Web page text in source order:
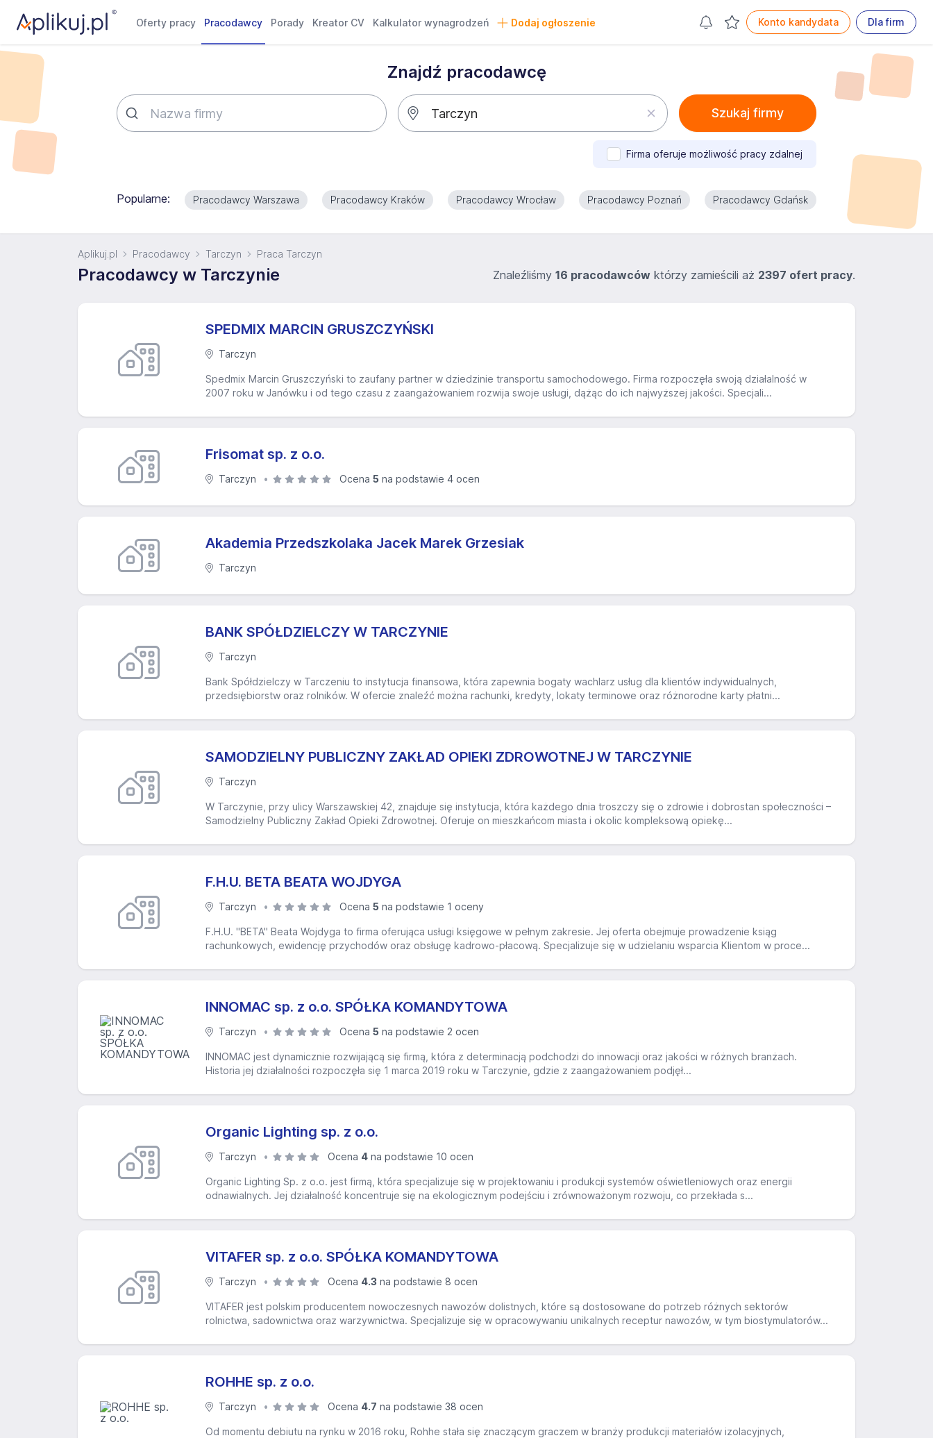
Oferty pracy Pracodawcy Porady Kreator CV Kalkulator wynagrodzeń Dodaj ogłoszenie Konto kandydata Dla firm
Znajdź pracodawcę
Szukaj firmy
Firma oferuje możliwość pracy zdalnej
Popularne: Pracodawcy Warszawa Pracodawcy Kraków Pracodawcy Wrocław Pracodawcy Poznań Pracodawcy Gdańsk
Aplikuj.pl Pracodawcy Tarczyn Praca Tarczyn
Pracodawcy w Tarczynie Znaleźliśmy 16 pracodawców którzy zamieścili aż 2397 ofert pracy.
SPEDMIX MARCIN GRUSZCZYŃSKI
Tarczyn
Spedmix Marcin Gruszczyński to zaufany partner w dziedzinie transportu samochodowego. Firma rozpoczęła swoją działalność w
2007 roku w Janówku i od tego czasu z zaangażowaniem rozwija swoje usługi, dążąc do ich najwyższej jakości. Specjali...
Frisomat sp. z o.o.
Tarczyn Ocena5 na podstawie 4 ocen
Akademia Przedszkolaka Jacek Marek Grzesiak
Tarczyn
BANK SPÓŁDZIELCZY W TARCZYNIE
Tarczyn
Bank Spółdzielczy w Tarczeniu to instytucja finansowa, która zapewnia bogaty wachlarz usług dla klientów indywidualnych,
przedsiębiorstw oraz rolników. W ofercie znaleźć można rachunki, kredyty, lokaty terminowe oraz różnorodne karty płatni...
SAMODZIELNY PUBLICZNY ZAKŁAD OPIEKI ZDROWOTNEJ W TARCZYNIE
Tarczyn
W Tarczynie, przy ulicy Warszawskiej 42, znajduje się instytucja, która każdego dnia troszczy się o zdrowie i dobrostan społeczności –
Samodzielny Publiczny Zakład Opieki Zdrowotnej. Oferuje on mieszkańcom miasta i okolic kompleksową opiekę...
F.H.U. BETA BEATA WOJDYGA
Tarczyn Ocena5 na podstawie 1 oceny
F.H.U. "BETA" Beata Wojdyga to firma oferująca usługi księgowe w pełnym zakresie. Jej oferta obejmuje prowadzenie ksiąg
rachunkowych, ewidencję przychodów oraz obsługę kadrowo-płacową. Specjalizuje się w udzielaniu wsparcia Klientom w proce...
INNOMAC sp. z o.o. SPÓŁKA KOMANDYTOWA
Tarczyn Ocena5 na podstawie 2 ocen
INNOMAC jest dynamicznie rozwijającą się firmą, która z determinacją podchodzi do innowacji oraz jakości w różnych branżach.
Historia jej działalności rozpoczęła się 1 marca 2019 roku w Tarczynie, gdzie z zaangażowaniem podjęł...
Organic Lighting sp. z o.o.
Tarczyn Ocena 4na podstawie 10 ocen
Organic Lighting Sp. z o.o. jest firmą, która specjalizuje się w projektowaniu i produkcji systemów oświetleniowych oraz energii
odnawialnych. Jej działalność koncentruje się na ekologicznym podejściu i zrównoważonym rozwoju, co przekłada s...
VITAFER sp. z o.o. SPÓŁKA KOMANDYTOWA
Tarczyn Ocena 4.3 na podstawie 8 ocen
VITAFER jest polskim producentem nowoczesnych nawozów dolistnych, które są dostosowane do potrzeb różnych sektorów
rolnictwa, sadownictwa oraz warzywnictwa. Specjalizuje się w opracowywaniu unikalnych receptur nawozów, w tym biostymulatorów...
ROHHE sp. z o.o.
Tarczyn Ocena 4.7 na podstawie 38 ocen
Od momentu debiutu na rynku w 2016 roku, Rohhe stała się znaczącym graczem w branży produkcji materiałów izolacyjnych,